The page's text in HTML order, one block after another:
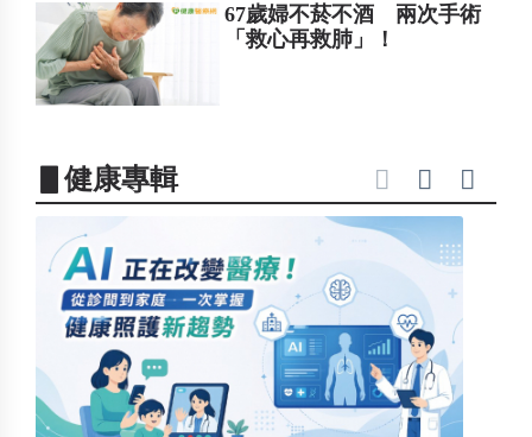
67歲婦不菸不酒 兩次手術
「救心再救肺」！
▋健康專輯